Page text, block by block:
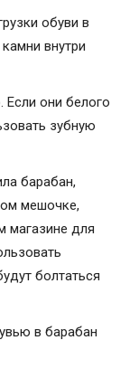
обуви в
внутри
Если они белого
зубную
барабан,
мешочке,
магазине для
болтаться
в барабан